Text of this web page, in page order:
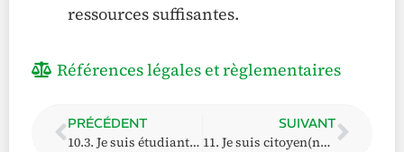
ressources suffisantes.
Références légales et règlementaires
PRÉCÉDENT
10.3. Je suis étudiant(e) européen(ne) et je demande (ou je dispose déjà) du revenu d’intégration. Quelles conséquences sur mon titre de séjour ?
SUIVANT
11. Je suis citoyen(ne) de l’Union européenne (ou Suisse), ai-je droit au revenu d’intégration et/ou à l’aide sociale ?